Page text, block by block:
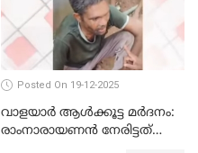
Posted On 19-12-2025
വാളയാർ ആൾക്കൂട്ട മർദനം:
രാംനാരായണൻ നേരിട്ടത്